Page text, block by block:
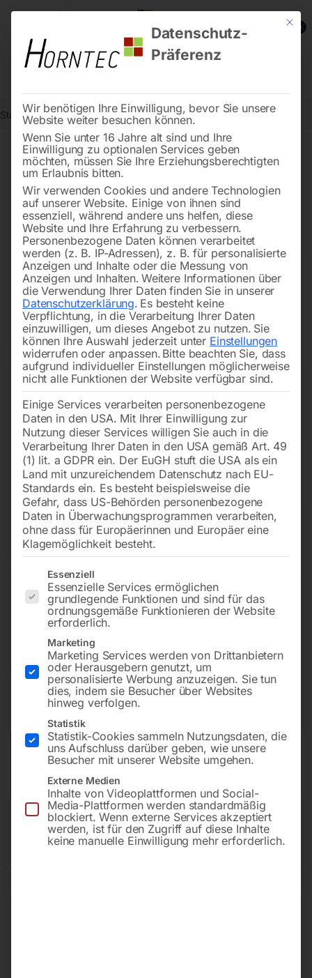
0
Start Metallbearbeitung Dreh-Zubehör Reitstockpinole Nr. 6
Reitstockpinole Nr. 6
Nicht vorrätig
zu Superturn 700/140 Vario
60,00
inkl. MwSt. zzgl.Versandkosten
Versandkosten Standard (Österreich):€10,00
Bitte beachten Sie: Die Versandkosten gelten für Österreich.
Andere Länder können abweichen.
Produktsicherheit
Mit
Datenschutz-
Präferenz
Wir benötigen Ihre Einwilligung, bevor Sie unsere
Website weiter besuchen können.
Wenn Sie unter 16 Jahre alt sind und Ihre
Einwilligung zu optionalen Services geben
möchten, müssen Sie Ihre Erziehungsberechtigten
um Erlaubnis bitten.
Wir verwenden Cookies und andere Technologien
auf unserer Website. Einige von ihnen sind
essenziell, während andere uns helfen, diese
Website und Ihre Erfahrung zu verbessern.
Personenbezogene Daten können verarbeitet
werden (z. B. IP-Adressen), z. B. für personalisierte
Anzeigen und Inhalte oder die Messung von
Anzeigen und Inhalten. Weitere Informationen über
die Verwendung Ihrer Daten finden Sie in unserer
Datenschutzerklärung. Es besteht keine
Verpflichtung, in die Verarbeitung Ihrer Daten
einzuwilligen, um dieses Angebot zu nutzen. Sie
können Ihre Auswahl jederzeit unter Einstellungen
widerrufen oder anpassen. Bitte beachten Sie, dass
aufgrund individueller Einstellungen möglicherweise
nicht alle Funktionen der Website verfügbar sind.
Einige Services verarbeiten personenbezogene
Daten in den USA. Mit Ihrer Einwilligung zur
Nutzung dieser Services willigen Sie auch in die
Verarbeitung Ihrer Daten in den USA gemäß Art. 49
(1) lit. a GDPR ein. Der EuGH stuft die USA als ein
Land mit unzureichendem Datenschutz nach EU-
Standards ein. Es besteht beispielsweise die
Gefahr, dass US-Behörden personenbezogene
Daten in Überwachungsprogrammen verarbeiten,
ohne dass für Europäerinnen und Europäer eine
Klagemöglichkeit besteht.
Es folgt eine Liste der Service-Gruppen, für die eine
Essenziell
Essenzielle Services ermöglichen
grundlegende Funktionen und sind für das
ordnungsgemäße Funktionieren der Website
erforderlich.
Marketing
Marketing Services werden von Drittanbietern
oder Herausgebern genutzt, um
personalisierte Werbung anzuzeigen. Sie tun
dies, indem sie Besucher über Websites
hinweg verfolgen.
Statistik
Statistik-Cookies sammeln Nutzungsdaten, die
uns Aufschluss darüber geben, wie unsere
Besucher mit unserer Website umgehen.
Externe Medien
Inhalte von Videoplattformen und Social-
Media-Plattformen werden standardmäßig
blockiert. Wenn externe Services akzeptiert
werden, ist für den Zugriff auf diese Inhalte
keine manuelle Einwilligung mehr erforderlich.